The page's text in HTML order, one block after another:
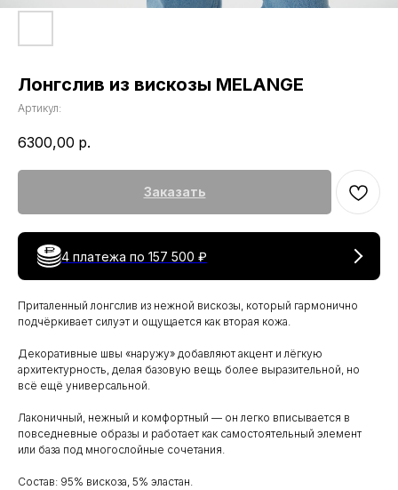
Лонгслив из вискозы MELANGE
Артикул:
6300,00 р.
Заказать
4 платежа по 157 500 ₽
Приталенный лонгслив из нежной вискозы, который гармонично
подчёркивает силуэт и ощущается как вторая кожа.
Декоративные швы «наружу» добавляют акцент и лёгкую
архитектурность, делая базовую вещь более выразительной, но
всё ещё универсальной.
Лаконичный, нежный и комфортный — он легко вписывается в
повседневные образы и работает как самостоятельный элемент
или база под многослойные сочетания.
Состав: 95% вискоза, 5% эластан.